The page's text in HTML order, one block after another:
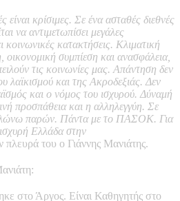
είναι κρίσιμες. Σε ένα ασταθές διεθνές
να αντιμετωπίσει μεγάλες
κατακτήσεις. Κλιματική
οικονομική συμπίεση και ανασφάλεια,
τις κοινωνίες μας. Απάντηση δεν
λαϊκισμού και της Ακροδεξιάς. Δεν
και ο νόμος του ισχυρού. Δύναμή
προσπάθεια και η αλληλεγγύη. Σε
παρών. Πάντα με το ΠΑΣΟΚ. Για
Ελλάδα στην
πλευρά του ο Γιάννης Μανιάτης.
στο Άργος. Είναι Καθηγητής στο